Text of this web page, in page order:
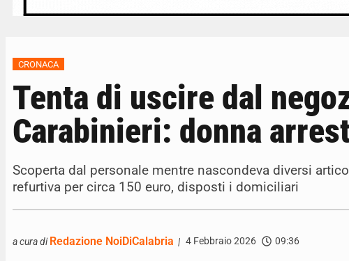
CRONACA
Tenta di uscire dal
Carabinieri: donna
Scoperta dal personale mentre nascondeva diversi
refurtiva per circa 150 euro, disposti i domiciliari
a cura diRedazione NoiDiCalabria | 4 Febbraio 2026 09:36